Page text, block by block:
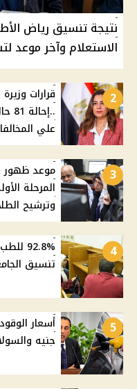
نتيجة تنسيق رياض
الاستعلام وآخر موعد
2
علي
3
المرحلة
وترشيح
4
تنسيق الجامعات 2026 وأماكن
5
جنيه والسولار